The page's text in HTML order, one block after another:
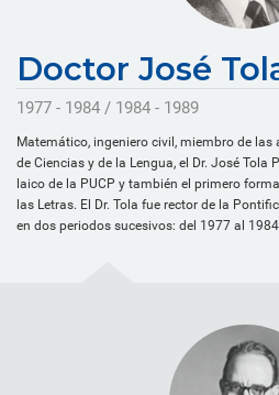
Doctor José
1977 - 1984 / 1984 - 1989
Matemático, ingeniero civil, miembro de
de Ciencias y de la Lengua, el Dr. José Tola
laico de la PUCP y también el primero
las Letras. El Dr. Tola fue rector de la
en dos periodos sucesivos: del 1977 al